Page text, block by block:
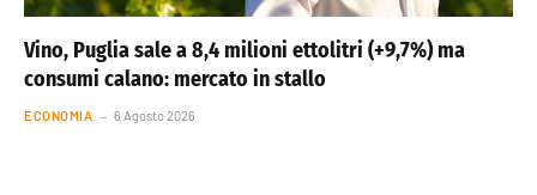
Vino, Puglia sale a 8,4 milioni ettolitri (+9,7%) ma
consumi calano: mercato in stallo
ECONOMIA 6 Agosto 2026